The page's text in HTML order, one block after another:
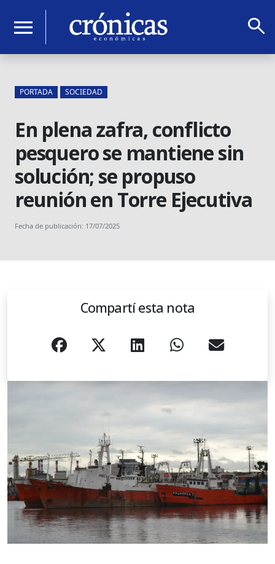
menu search
PORTADA SOCIEDAD
En plena zafra, conflicto
pesquero se mantiene sin
solución; se propuso
reunión en Torre Ejecutiva
Fecha de publicación: 17/07/2025
Compartí esta nota